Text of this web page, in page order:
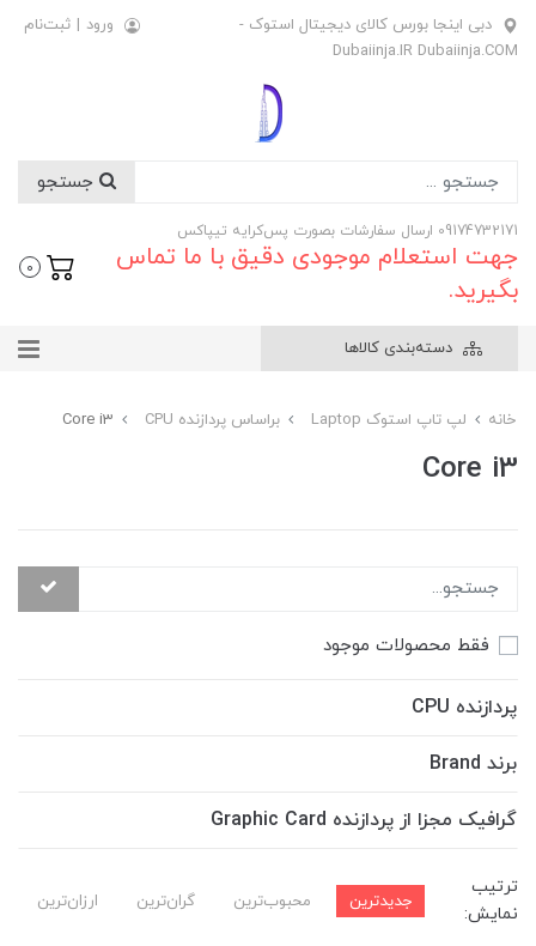
دبی اینجا بورس کالای دیجیتال استوک -
Dubaiinja.IR Dubaiinja.COM
ورود | ثبت‌نام
09174732171 ارسال سفارشات بصورت پس‌کرایه تیپاکس
جهت استعلام موجودی دقیق با ما تماس
بگیرید.
0
دسته‌بندی کالاها
خانه لپ تاپ استوک Laptop براساس پردازنده CPU Core i3
Core i3
فقط محصولات موجود
پردازنده CPU
برند Brand
گرافیک مجزا از پردازنده Graphic Card
ترتیب
نمایش:
جدیدترین محبوب‌ترین گران‌ترین ارزان‌ترین